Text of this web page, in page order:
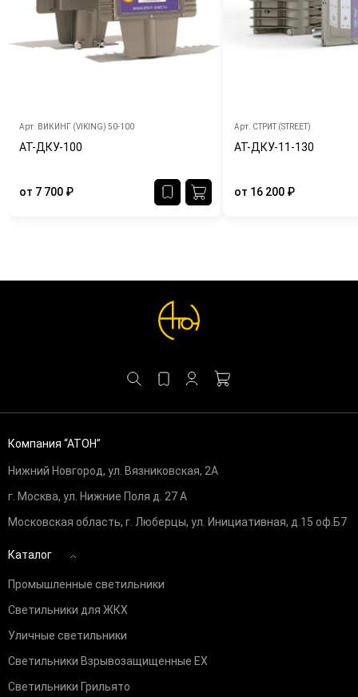
Арт. ВИКИНГ (VIKING) 50-100
АТ-ДКУ-100
от 7 700 ₽
Арт. СТРИТ (STREET)
АТ-ДКУ-11-130
от 16 200 ₽
Компания “АТОН”
Нижний Новгород, ул. Вязниковская, 2А
г. Москва, ул. Нижние Поля д. 27 А
Московская область, г. Люберцы, ул. Инициативная, д.15 оф.Б7
Каталог
Промышленные светильники
Светильники для ЖКХ
Уличные светильники
Светильники Взрывозащищенные EX
Светильники Грильято